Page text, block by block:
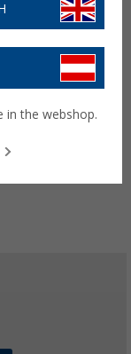
in the webshop.